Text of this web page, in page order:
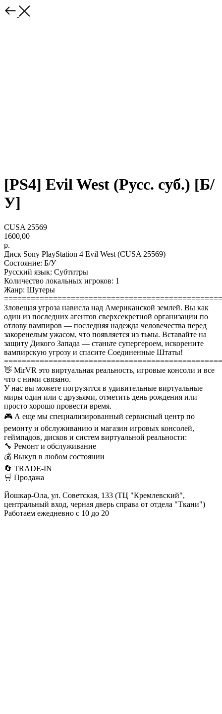
[PS4] Evil West (Русс. суб.) [Б/
У]
CUSA 25569
1600,00
р.
Диск Sony PlayStation 4 Evil West (CUSA 25569)
Состояние: Б/У
Русский язык: Субтитры
Количество локальных игроков: 1
Жанр: Шутеры
Зловещая угроза нависла над Американской землей. Вы как
один из последних агентов сверхсекретной организации по
отлову вампиров — последняя надежда человечества перед
закоренелым ужасом, что появляется из тьмы. Вставайте на
защиту Дикого Запада — станьте супергероем, искорените
вампирскую угрозу и спасите Соединенные Штаты!
👋 MirVR это виртуальная реальность, игровые консоли и все
что с ними связано.
У нас вы можете погрузится в удивительные виртуальные
миры один или с друзьями, отметить день рождения или
просто хорошо провести время.
🎮 А еще мы специализированный сервисный центр по
ремонту и обслуживанию и магазин игровых консолей,
геймпадов, дисков и систем виртуальной реальности:
🔧 Ремонт и обслуживание
💰 Выкуп в любом состоянии
🔄 TRADE-IN
🛒 Продажа
Йошкар-Ола, ул. Советская, 133 (ТЦ "Кремлевский",
центральный вход, черная дверь справа от отдела "Ткани")
Работаем ежедневно с 10 до 20